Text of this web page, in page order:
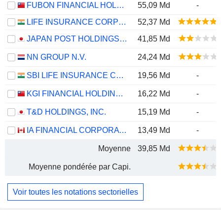
FUBON FINANCIAL HOLDING CO., LTD.
55,09 Md
-
LIFE INSURANCE CORPORATION OF INDIA
52,37 Md
JAPAN POST HOLDINGS CO., LTD.
41,85 Md
NN GROUP N.V. 24,24 Md
SBI LIFE INSURANCE COMPANY LIMITED 19,56 Md -
KGI FINANCIAL HOLDING CO., LTD. 16,22 Md -
T&D HOLDINGS, INC. 15,19 Md -
IA FINANCIAL CORPORATION INC. 13,49 Md -
Moyenne 39,85 Md
Moyenne pondérée par Capi.
Voir toutes les notations sectorielles